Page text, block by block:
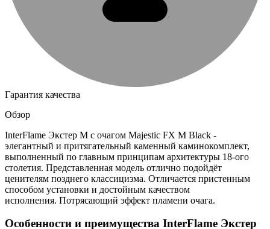
Гарантия качества
Обзор
InterFlame Экстер М с очагом Majestic FX M Black -
элегантный и притягательный каменный каминокомплект,
выполненный по главным принципам архитектуры 18-ого
столетия. Представленная модель отлично подойдёт
ценителям позднего классицизма. Отличается пристенным
способом установки и достойным качеством
исполнения. Потрясающий эффект пламени очага.
Особенности и преимущества InterFlame Экстер